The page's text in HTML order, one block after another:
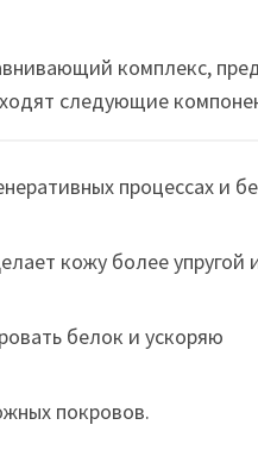
комплекс,
следующие
процессах и
кожу более упругой
белок и ускоряю
покровов.